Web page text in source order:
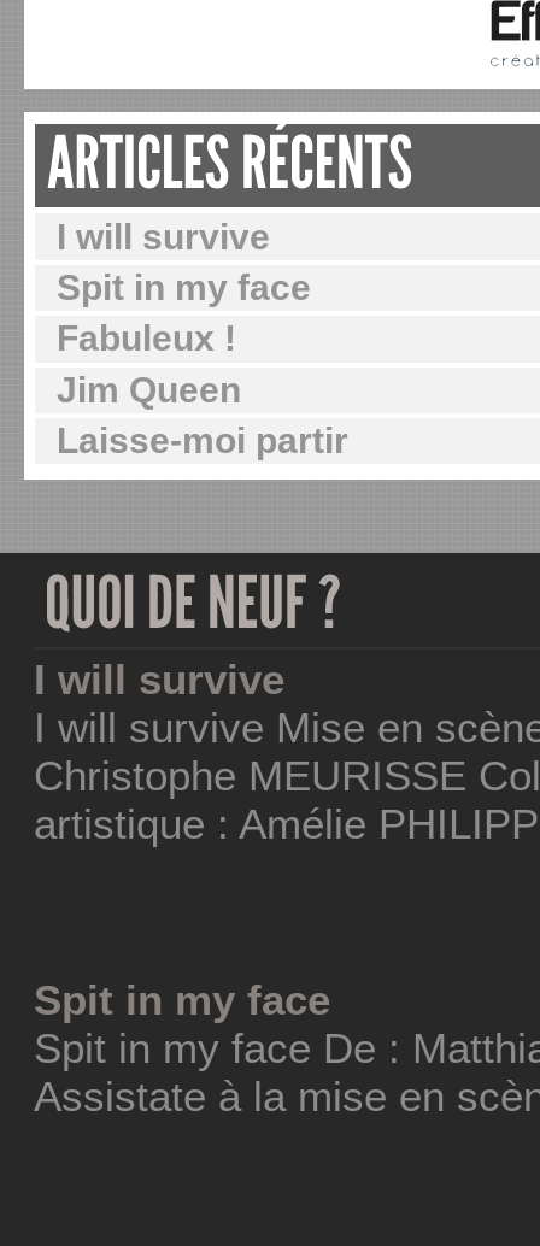
I will survive
Spit in my face
Fabuleux !
Jim Queen
Laisse-moi partir
I will survive
I will survive Mise en
Christophe MEURISSE
artistique : Amélie
Spit in my face
Spit in my face De :
Assistate à la mise en